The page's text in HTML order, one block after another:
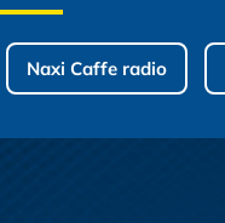
Naxi Caffe radio